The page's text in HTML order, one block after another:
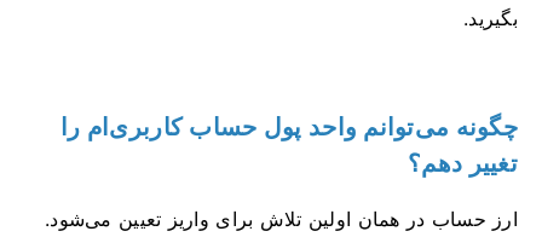
بگیرید.
چگونه می‌توانم واحد پول حساب کاربری‌ام را
تغییر دهم؟
ارز حساب در همان اولین تلاش برای واریز تعیین می‌شود.